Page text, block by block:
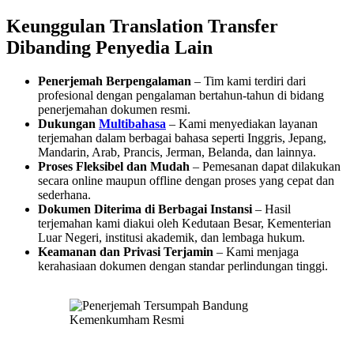
Keunggulan Translation Transfer
Dibanding Penyedia Lain
Penerjemah Berpengalaman – Tim kami terdiri dari
profesional dengan pengalaman bertahun-tahun di bidang
penerjemahan dokumen resmi.
Dukungan Multibahasa – Kami menyediakan layanan
terjemahan dalam berbagai bahasa seperti Inggris, Jepang,
Mandarin, Arab, Prancis, Jerman, Belanda, dan lainnya.
Proses Fleksibel dan Mudah – Pemesanan dapat dilakukan
secara online maupun offline dengan proses yang cepat dan
sederhana.
Dokumen Diterima di Berbagai Instansi – Hasil
terjemahan kami diakui oleh Kedutaan Besar, Kementerian
Luar Negeri, institusi akademik, dan lembaga hukum.
Keamanan dan Privasi Terjamin – Kami menjaga
kerahasiaan dokumen dengan standar perlindungan tinggi.